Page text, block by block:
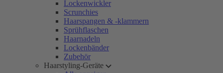
Lockenwickler
Scrunchies
Haarspangen & -klammern
Sprühflaschen
Haarnadeln
Lockenbänder
Zubehör
Haarstyling-Geräte